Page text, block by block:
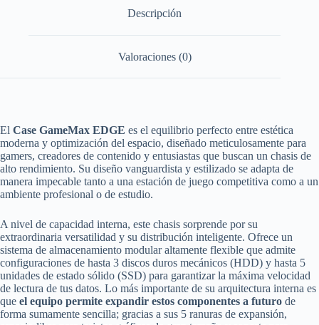
Descripción
Valoraciones (0)
El Case GameMax EDGE es el equilibrio perfecto entre estética
moderna y optimización del espacio, diseñado meticulosamente para
gamers, creadores de contenido y entusiastas que buscan un chasis de
alto rendimiento. Su diseño vanguardista y estilizado se adapta de
manera impecable tanto a una estación de juego competitiva como a un
ambiente profesional o de estudio.
A nivel de capacidad interna, este chasis sorprende por su
extraordinaria versatilidad y su distribución inteligente. Ofrece un
sistema de almacenamiento modular altamente flexible que admite
configuraciones de hasta 3 discos duros mecánicos (HDD) y hasta 5
unidades de estado sólido (SSD) para garantizar la máxima velocidad
de lectura de tus datos. Lo más importante de su arquitectura interna es
que el equipo permite expandir estos componentes a futuro de
forma sumamente sencilla; gracias a sus 5 ranuras de expansión,